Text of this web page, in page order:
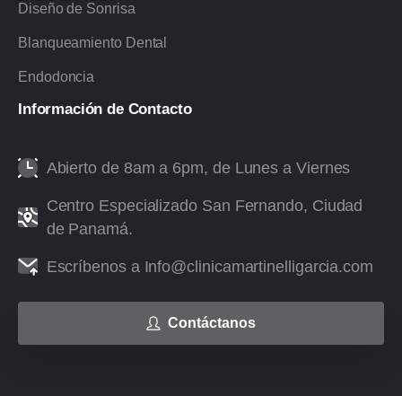
Diseño de Sonrisa
Blanqueamiento Dental
Endodoncia
Información de Contacto
Abierto de 8am a 6pm, de Lunes a Viernes
Centro Especializado San Fernando, Ciudad
de Panamá.
Escríbenos a Info@clinicamartinelligarcia.com
Contáctanos